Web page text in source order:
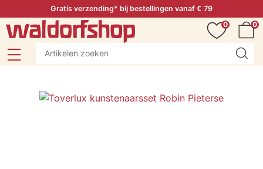
Gratis verzending* bij bestellingen vanaf € 79
0
0